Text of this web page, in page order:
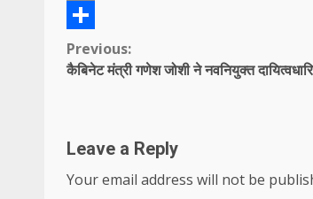
Copy
Link
Share
Continue
Reading
Previous:
कैबिनेट मंत्री गणेश जोशी ने नवनियुक्त
Leave a Reply
Your email address will not be